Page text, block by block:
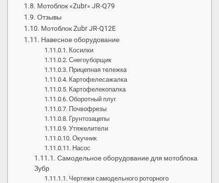
Мотоблок «Zubr» JR-Q79
Отзывы
Мотоблок Zubr JR-Q12E
Навесное оборудование
Косилки
Снегоуборщик
Прицепная тележка
Картофелесажалка
Картофелекопалка
Оборотный плуг
Почвофрезы
Грунтозацепы
Утяжелители
Окучник
Насос
Самодельное оборудование для мотоблока
Зубр
Чертежи самодельного роторного